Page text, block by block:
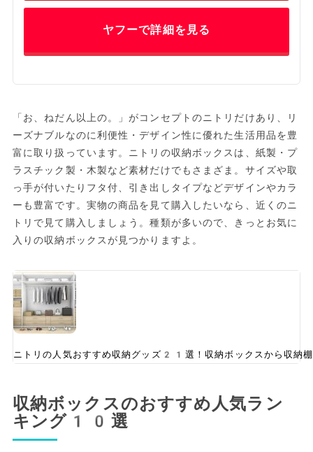
ヤフーで詳細を見る
「お、ねだん以上の。」がコンセプトのニトリだけあり、リ
ーズナブルなのに利便性・デザイン性に優れた生活用品を豊
富に取り扱っています。ニトリの収納ボックスは、紙製・プ
ラスチック製・木製など素材だけでもさまざま。サイズや取
っ手が付いたりフタ付、引き出しタイプなどデザインやカラ
ーも豊富です。実物の商品を見て購入したいなら、近くのニ
トリで見て購入しましょう。種類が多いので、きっとお気に
入りの収納ボックスが見つかりますよ。
ニトリの人気おすすめ収納グッズ21選！収納ボックスから収納
収納ボックスのおすすめ人気ラン
キング10選